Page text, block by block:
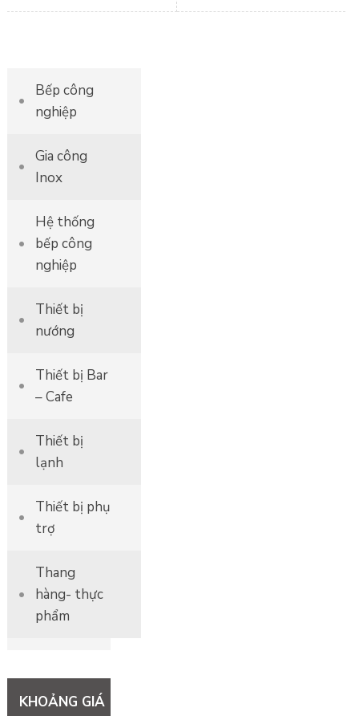
Bếp công
nghiệp
Gia công
Inox
Hệ thống
bếp công
nghiệp
Thiết bị
nướng
Thiết bị Bar
– Cafe
Thiết bị
lạnh
Thiết bị phụ
trợ
Thang
hàng- thực
phẩm
KHOẢNG GIÁ